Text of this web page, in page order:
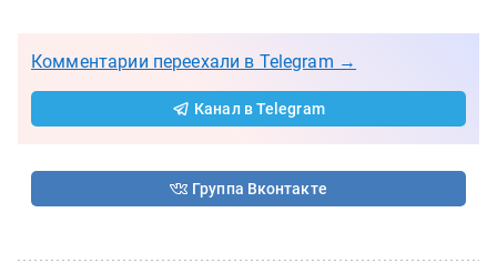
Комментарии переехали в Telegram →
Канал в Telegram
Группа Вконтакте